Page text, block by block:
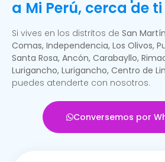
a Mi Perú, cerca de ti
Si vives en los distritos de San
Comas, Independencia, Los Olivos,
Santa Rosa, Ancón, Carabayllo,
Lurigancho, Lurigancho, Centro de
puedes atenderte con nosotros.
Conversemos por